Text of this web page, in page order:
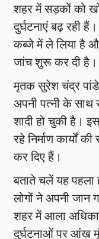
शहर में सड़कों को
दुर्घटनाएं बढ़ रही
कब्जे में ले लिया है
जांच शुरू कर दी है।
मृतक सुरेश चंद्र पांडे
अपनी पत्नी के साथ
शादी हो चुकी है।
रहे निर्माण कार्यों
कर दिए हैं।
बताते चलें यह पहला
लोगों ने अपनी जान
शहर में आला
दुर्घटनाओं पर आंख